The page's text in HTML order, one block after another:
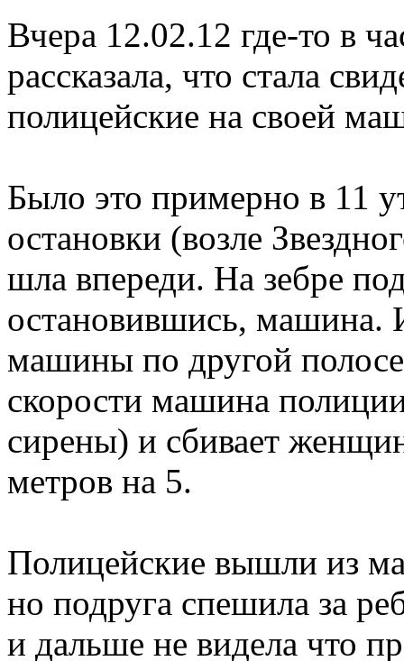
Вчера 12.02.12 где-то в
рассказала, что стала
полицейские на своей
Было это примерно в 11
остановки (возле
шла впереди. На зебре
остановившись, машина.
машины по другой
скорости машина
сирены) и сбивает
метров на 5.
Полицейские вышли из
но подруга спешила за
и дальше не видела что